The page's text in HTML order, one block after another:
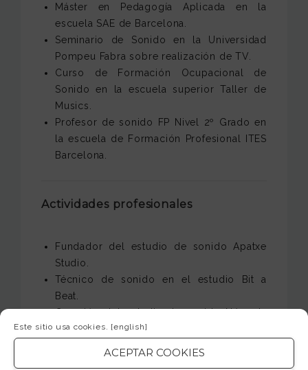
Este sitio usa cookies. [english]
ACEPTAR COOKIES
Máster en Pedagogía Aplicada en la
escuela SAE de Barcelona.
Seminario de Sonido en la Universidad
Pompeu Fabra sobre realización de TV.
Curso de Formación Ocupacional de
Sonido en la escuela superior Taller de
Musics.
Profesor de sonido FP Nivel 2º Grado en
la escuela de Formación Profesional ITES
Barcelona.
Actividades profesionales
Fundador del estudio de sonido Apatxe
Studio.
Técnico de sonido en el estudio Bit a
Beat.
Creación del estudio de sonido Nómada
57.